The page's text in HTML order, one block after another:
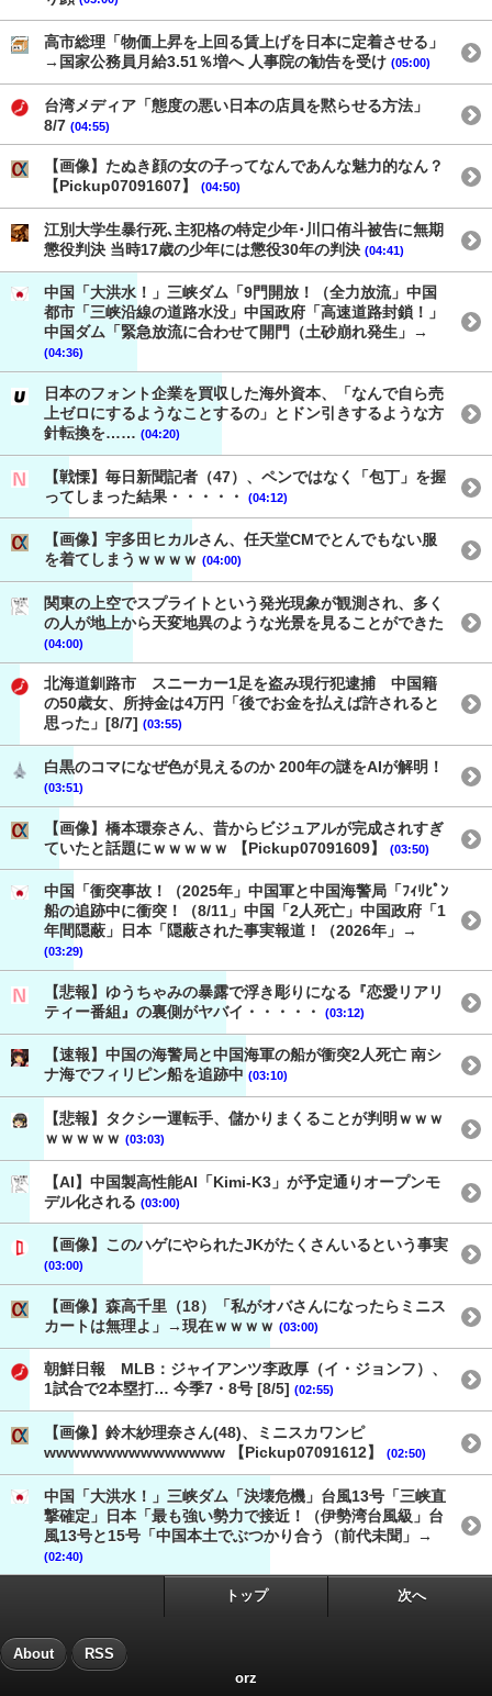
高市総理「物価上昇を上回る賃上げを日本に定着させる」
→国家公務員月給3.51％増へ 人事院の勧告を受け (05:00)
台湾メディア「態度の悪い日本の店員を黙らせる方法」
8/7 (04:55)
【画像】たぬき顔の女の子ってなんであんな魅力的なん？
【Pickup07091607】
(04:50)
江別大学生暴行死､主犯格の特定少年･川口侑斗被告に無期
懲役判決 当時17歳の少年には懲役30年の判決 (04:41)
中国「大洪水！」三峡ダム「9門開放！（全力放流」中国
都市「三峡沿線の道路水没」中国政府「高速道路封鎖！」
中国ダム「緊急放流に合わせて開門（土砂崩れ発生」→
(04:36)
日本のフォント企業を買収した海外資本、「なんで自ら売
上ゼロにするようなことするの」とドン引きするような方
針転換を…… (04:20)
【戦慄】毎日新聞記者（47）、ペンではなく「包丁」を握
ってしまった結果・・・・・
(04:12)
【画像】宇多田ヒカルさん、任天堂CMでとんでもない服
を着てしまうｗｗｗｗ (04:00)
関東の上空でスプライトという発光現象が観測され、多く
の人が地上から天変地異のような光景を見ることができた
(04:00)
北海道釧路市 スニーカー1足を盗み現行犯逮捕 中国籍
の50歳女、所持金は4万円「後でお金を払えば許されると
思った」[8/7] (03:55)
白黒のコマになぜ色が見えるのか 200年の謎をAIが解明！
(03:51)
【画像】橋本環奈さん、昔からビジュアルが完成されすぎ
ていたと話題にｗｗｗｗｗ 【Pickup07091609】
(03:50)
中国「衝突事故！（2025年」中国軍と中国海警局「ﾌｨﾘﾋﾟﾝ
船の追跡中に衝突！（8/11」中国「2人死亡」中国政府「1
年間隠蔽」日本「隠蔽された事実報道！（2026年」→
(03:29)
【悲報】ゆうちゃみの暴露で浮き彫りになる『恋愛リアリ
ティー番組』の裏側がヤバイ・・・・・
(03:12)
【速報】中国の海警局と中国海軍の船が衝突2人死亡 南シ
ナ海でフィリピン船を追跡中 (03:10)
【悲報】タクシー運転手、儲かりまくることが判明ｗｗｗ
ｗｗｗｗｗ (03:03)
【AI】中国製高性能AI「Kimi-K3」が予定通りオープンモ
デル化される (03:00)
【画像】このハゲにやられたJKがたくさんいるという事実
(03:00)
【画像】森高千里（18）「私がオバさんになったらミニス
カートは無理よ」→現在ｗｗｗｗ (03:00)
朝鮮日報 MLB：ジャイアンツ李政厚（イ・ジョンフ）、
1試合で2本塁打… 今季7・8号 [8/5] (02:55)
【画像】鈴木紗理奈さん(48)、ミニスカワンピ
wwwwwwwwwwwwwww 【Pickup07091612】
(02:50)
中国「大洪水！」三峡ダム「決壊危機」台風13号「三峡直
撃確定」日本「最も強い勢力で接近！（伊勢湾台風級」台
風13号と15号「中国本土でぶつかり合う（前代未聞」→
(02:40)
トップ 次へ
About RSS
orz